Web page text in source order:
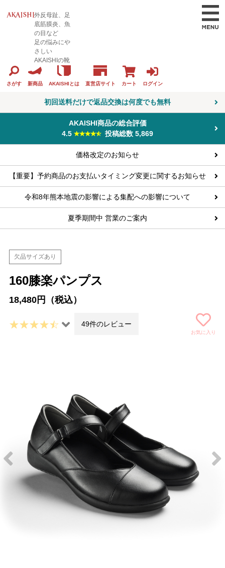
外反母趾、足
底筋膜炎、魚
の目など
足の悩みにや
さしい
AKAISHIの靴
さがす 新商品 AKAISHIとは 直営店サイト カート ログイン
初回送料だけで返品交換は何度でも無料
AKAISHI商品の総合評価
4.5
投稿総数 5,869
価格改定のお知らせ
【重要】予約商品のお支払いタイミング変更に関するお知らせ
令和8年熊本地震の影響による集配への影響について
夏季期間中 営業のご案内
欠品サイズあり
160膝楽パンプス
18,480円（税込）
49件のレビュー
お気に入り